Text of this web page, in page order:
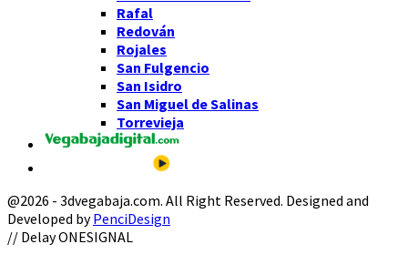
Rafal
Redován
Rojales
San Fulgencio
San Isidro
San Miguel de Salinas
Torrevieja
@2026 - 3dvegabaja.com. All Right Reserved. Designed and
Developed byPenciDesign
Facebook
Twitter
Instagram
Youtube
Email
// Delay ONESIGNAL